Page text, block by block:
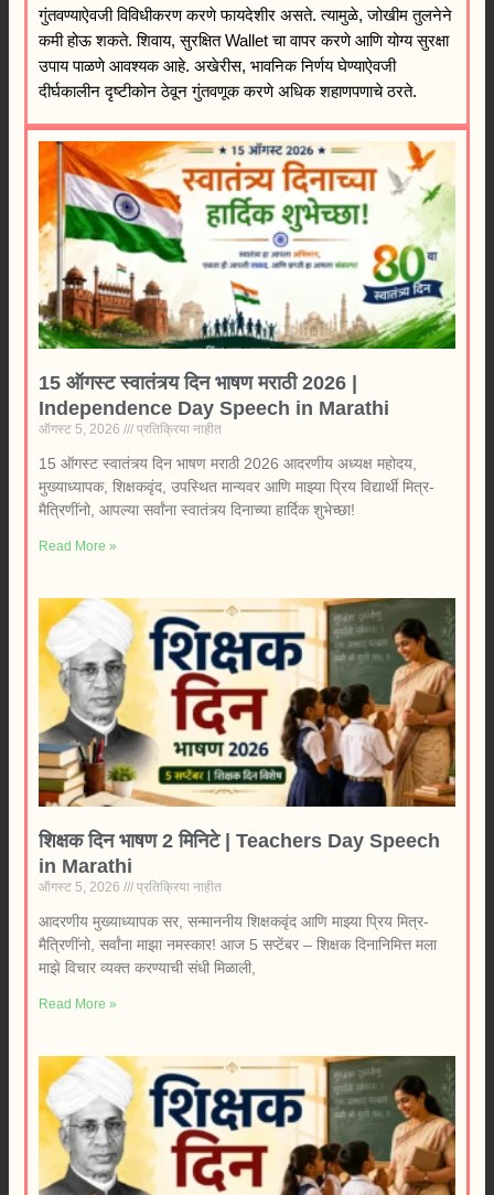
गुंतवण्याऐवजी विविधीकरण करणे फायदेशीर असते. त्यामुळे, जोखीम तुलनेने
कमी होऊ शकते. शिवाय, सुरक्षित Wallet चा वापर करणे आणि योग्य सुरक्षा
उपाय पाळणे आवश्यक आहे. अखेरीस, भावनिक निर्णय घेण्याऐवजी
दीर्घकालीन दृष्टीकोन ठेवून गुंतवणूक करणे अधिक शहाणपणाचे ठरते.
15 ऑगस्ट स्वातंत्र्य दिन भाषण मराठी 2026 |
Independence Day Speech in Marathi
ऑगस्ट 5, 2026 प्रतिक्रिया नाहीत
15 ऑगस्ट स्वातंत्र्य दिन भाषण मराठी 2026 आदरणीय अध्यक्ष महोदय,
मुख्याध्यापक, शिक्षकवृंद, उपस्थित मान्यवर आणि माझ्या प्रिय विद्यार्थी मित्र-
मैत्रिणींनो, आपल्या सर्वांना स्वातंत्र्य दिनाच्या हार्दिक शुभेच्छा!
Read More »
शिक्षक दिन भाषण 2 मिनिटे | Teachers Day Speech
in Marathi
ऑगस्ट 5, 2026 प्रतिक्रिया नाहीत
आदरणीय मुख्याध्यापक सर, सन्माननीय शिक्षकवृंद आणि माझ्या प्रिय मित्र-
मैत्रिणींनो, सर्वांना माझा नमस्कार! आज 5 सप्टेंबर – शिक्षक दिनानिमित्त मला
माझे विचार व्यक्त करण्याची संधी मिळाली,
Read More »